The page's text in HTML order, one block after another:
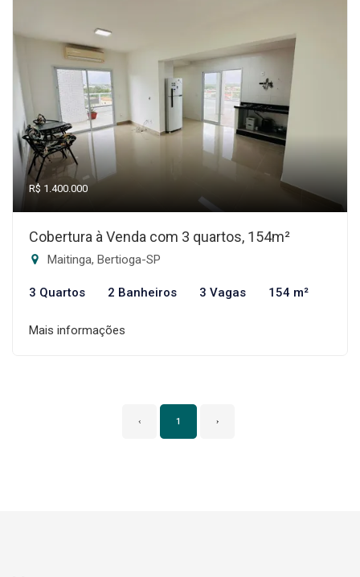
R$ 1.400.000
Cobertura à Venda com 3 quartos, 154m²
Maitinga, Bertioga-SP
3 Quartos 2 Banheiros 3 Vagas 154 m²
Mais informações
‹ 1 ›